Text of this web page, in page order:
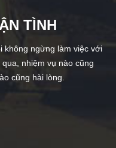
TÌNH
không ngừng làm việc với
nhiệm vụ nào cũng
cũng hài lòng.